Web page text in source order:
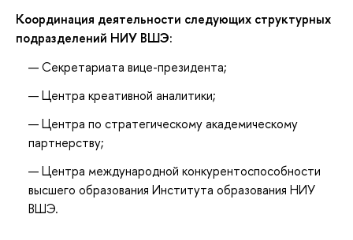
Координация деятельности следующих структурных
подразделений НИУ ВШЭ:
Секретариата вице-президента;
Центра креативной аналитики;
Центра по стратегическому академическому
партнерству;
Центра международной конкурентоспособности
высшего образования Института образования НИУ
ВШЭ.